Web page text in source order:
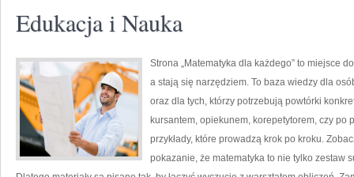
Edukacja i Nauka
Strona „Matematyka dla każdego” to miejsce
a stają się narzędziem. To baza wiedzy dla
oraz dla tych, którzy potrzebują powtórki
kursantem, opiekunem, korepetytorem, czy po
przykłady, które prowadzą krok po kroku.
pokazanie, że matematyka to nie tylko zestaw